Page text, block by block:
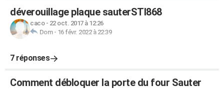
déverouillage plaque sauterSTI868
caco- 22 oct. 2017 à 12:26
Dom- 16 févr. 2022 à 22:39
7 réponses
Comment débloquer la porte du four Sauter